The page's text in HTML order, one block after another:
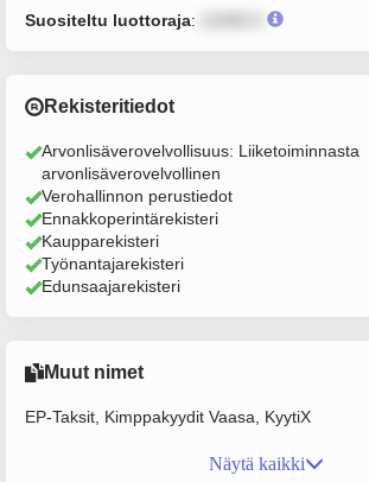
Suositeltu luottoraja:
Rekisteritiedot
Arvonlisäverovelvollisuus: Liiketoiminnasta
arvonlisäverovelvollinen
Verohallinnon perustiedot
Ennakkoperintärekisteri
Kaupparekisteri
Työnantajarekisteri
Edunsaajarekisteri
Muut nimet
EP-Taksit, Kimppakyydit Vaasa, KyytiX
Näytä kaikki